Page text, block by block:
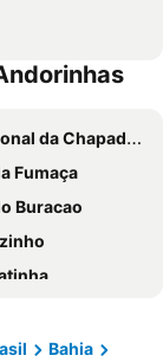
Chapada Diamantina
Fumaça
Buracao
Bahia